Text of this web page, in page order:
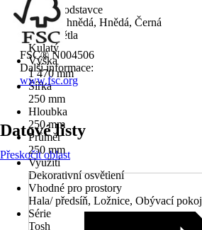
Barva podstavce
Antická hnědá, Hnědá, Černá
Tvar světla
Kulatý
Výška
1 470 mm
Šířka
250 mm
Hloubka
250 mm
Průměr
250 mm
Využití
Dekorativní osvětlení
Vhodné pro prostory
Hala/ předsíň, Ložnice, Obývací pokoj
Série
Tosh
FSC® N004506
Další informace:
www.fsc.org
Datové listy
Přeskočit oblast